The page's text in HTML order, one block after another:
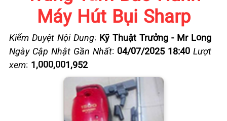
Máy Hút Bụi Sharp
Kiểm Duyệt Nội Dung: Kỹ Thuật Trưởng - Mr Long
Ngày Cập Nhật Gần Nhất: 04/07/2025 18:40 Lượt
xem: 1,000,001,952